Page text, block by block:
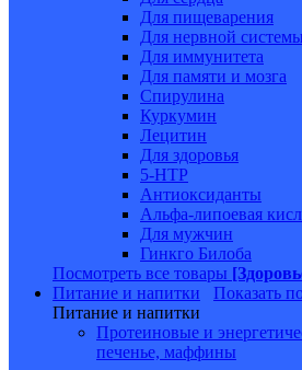
Для пищеварения
Для нервной системы
Для иммунитета
Для памяти и мозга
Спирулина
Куркумин
Лецитин
Для здоровья
5-HTP
Антиоксиданты
Альфа-липоевая
Для мужчин
Гинкго Билоба
Посмотреть все товары
Питание и напитки
Показать
Питание и напитки
Протеиновые и
печенье, маффины